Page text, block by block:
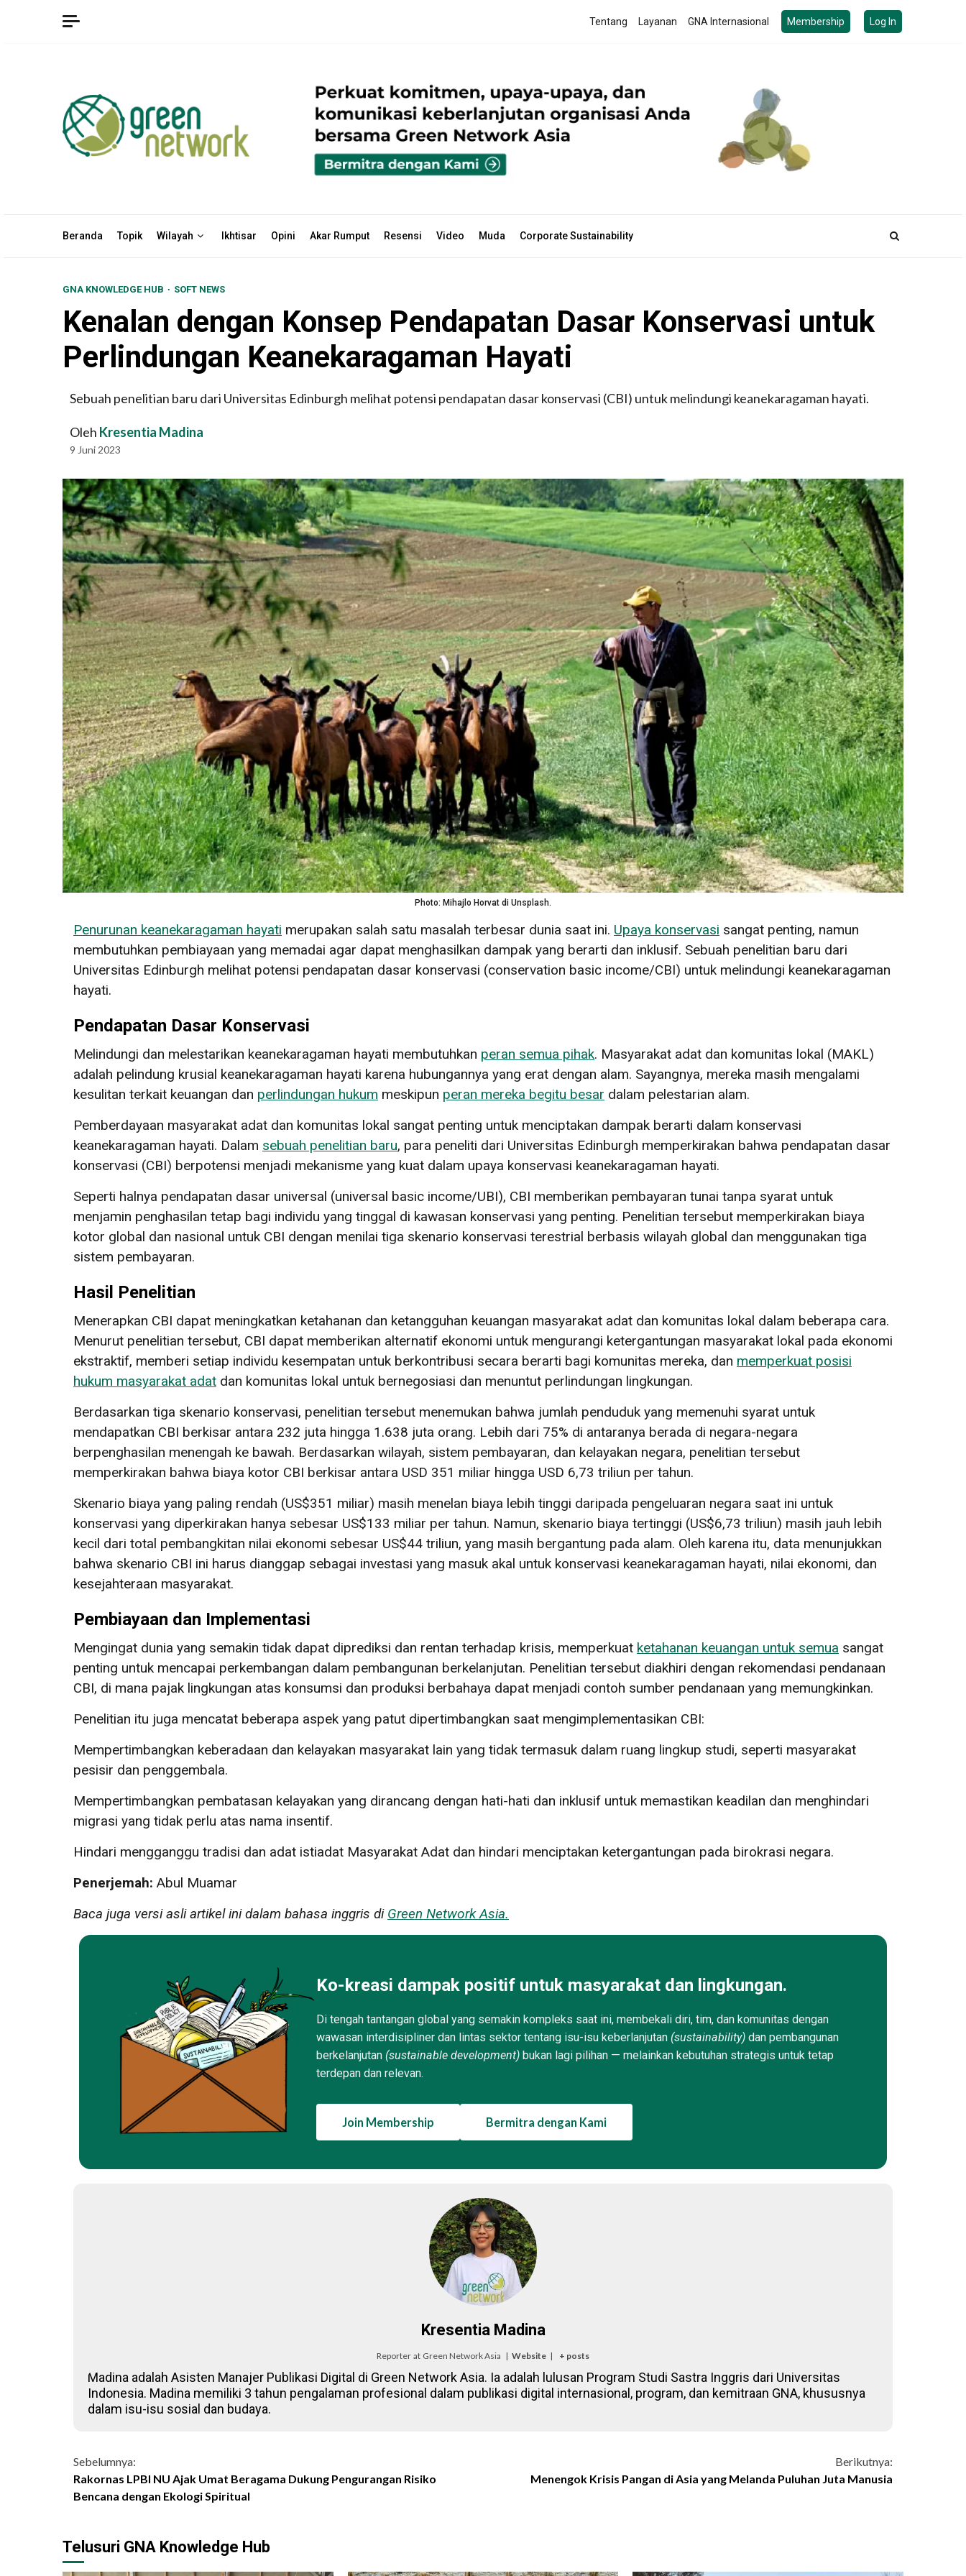
Tentang Layanan GNA Internasional Membership Log In
Beranda Topik Wilayah Ikhtisar Opini Akar Rumput Resensi Video Muda Corporate Sustainability
GNA KNOWLEDGE HUB SOFT NEWS
Kenalan dengan Konsep Pendapatan Dasar Konservasi untuk
Perlindungan Keanekaragaman Hayati
Sebuah penelitian baru dari Universitas Edinburgh melihat potensi pendapatan dasar konservasi (CBI) untuk melindungi keanekaragaman hayati.
Oleh Kresentia Madina
9 Juni 2023
Photo: Mihajlo Horvat di Unsplash.
Penurunan keanekaragaman hayati merupakan salah satu masalah terbesar dunia saat ini. Upaya konservasi sangat penting, namun
membutuhkan pembiayaan yang memadai agar dapat menghasilkan dampak yang berarti dan inklusif. Sebuah penelitian baru dari
Universitas Edinburgh melihat potensi pendapatan dasar konservasi (conservation basic income/CBI) untuk melindungi keanekaragaman
hayati.
Pendapatan Dasar Konservasi
Melindungi dan melestarikan keanekaragaman hayati membutuhkan peran semua pihak. Masyarakat adat dan komunitas lokal (MAKL)
adalah pelindung krusial keanekaragaman hayati karena hubungannya yang erat dengan alam. Sayangnya, mereka masih mengalami
kesulitan terkait keuangan dan perlindungan hukum meskipun peran mereka begitu besar dalam pelestarian alam.
Pemberdayaan masyarakat adat dan komunitas lokal sangat penting untuk menciptakan dampak berarti dalam konservasi
keanekaragaman hayati. Dalam sebuah penelitian baru, para peneliti dari Universitas Edinburgh memperkirakan bahwa pendapatan dasar
konservasi (CBI) berpotensi menjadi mekanisme yang kuat dalam upaya konservasi keanekaragaman hayati.
Seperti halnya pendapatan dasar universal (universal basic income/UBI), CBI memberikan pembayaran tunai tanpa syarat untuk
menjamin penghasilan tetap bagi individu yang tinggal di kawasan konservasi yang penting. Penelitian tersebut memperkirakan biaya
kotor global dan nasional untuk CBI dengan menilai tiga skenario konservasi terestrial berbasis wilayah global dan menggunakan tiga
sistem pembayaran.
Hasil Penelitian
Menerapkan CBI dapat meningkatkan ketahanan dan ketangguhan keuangan masyarakat adat dan komunitas lokal dalam beberapa cara.
Menurut penelitian tersebut, CBI dapat memberikan alternatif ekonomi untuk mengurangi ketergantungan masyarakat lokal pada ekonomi
ekstraktif, memberi setiap individu kesempatan untuk berkontribusi secara berarti bagi komunitas mereka, dan memperkuat posisi
hukum masyarakat adat dan komunitas lokal untuk bernegosiasi dan menuntut perlindungan lingkungan.
Berdasarkan tiga skenario konservasi, penelitian tersebut menemukan bahwa jumlah penduduk yang memenuhi syarat untuk
mendapatkan CBI berkisar antara 232 juta hingga 1.638 juta orang. Lebih dari 75% di antaranya berada di negara-negara
berpenghasilan menengah ke bawah. Berdasarkan wilayah, sistem pembayaran, dan kelayakan negara, penelitian tersebut
memperkirakan bahwa biaya kotor CBI berkisar antara USD 351 miliar hingga USD 6,73 triliun per tahun.
Skenario biaya yang paling rendah (US$351 miliar) masih menelan biaya lebih tinggi daripada pengeluaran negara saat ini untuk
konservasi yang diperkirakan hanya sebesar US$133 miliar per tahun. Namun, skenario biaya tertinggi (US$6,73 triliun) masih jauh lebih
kecil dari total pembangkitan nilai ekonomi sebesar US$44 triliun, yang masih bergantung pada alam. Oleh karena itu, data menunjukkan
bahwa skenario CBI ini harus dianggap sebagai investasi yang masuk akal untuk konservasi keanekaragaman hayati, nilai ekonomi, dan
kesejahteraan masyarakat.
Pembiayaan dan Implementasi
Mengingat dunia yang semakin tidak dapat diprediksi dan rentan terhadap krisis, memperkuat ketahanan keuangan untuk semua sangat
penting untuk mencapai perkembangan dalam pembangunan berkelanjutan. Penelitian tersebut diakhiri dengan rekomendasi pendanaan
CBI, di mana pajak lingkungan atas konsumsi dan produksi berbahaya dapat menjadi contoh sumber pendanaan yang memungkinkan.
Penelitian itu juga mencatat beberapa aspek yang patut dipertimbangkan saat mengimplementasikan CBI:
Mempertimbangkan keberadaan dan kelayakan masyarakat lain yang tidak termasuk dalam ruang lingkup studi, seperti masyarakat
pesisir dan penggembala.
Mempertimbangkan pembatasan kelayakan yang dirancang dengan hati-hati dan inklusif untuk memastikan keadilan dan menghindari
migrasi yang tidak perlu atas nama insentif.
Hindari mengganggu tradisi dan adat istiadat Masyarakat Adat dan hindari menciptakan ketergantungan pada birokrasi negara.
Penerjemah: Abul Muamar
Baca juga versi asli artikel ini dalam bahasa inggris di Green Network Asia.
Ko-kreasi dampak positif untuk masyarakat dan lingkungan.
Di tengah tantangan global yang semakin kompleks saat ini, membekali diri, tim, dan komunitas dengan
wawasan interdisipliner dan lintas sektor tentang isu-isu keberlanjutan (sustainability) dan pembangunan
berkelanjutan (sustainable development) bukan lagi pilihan — melainkan kebutuhan strategis untuk tetap
terdepan dan relevan.
Join Membership Bermitra dengan Kami
Kresentia Madina
Reporter at Green Network Asia | Website | + posts
Madina adalah Asisten Manajer Publikasi Digital di Green Network Asia. Ia adalah lulusan Program Studi Sastra Inggris dari Universitas
Indonesia. Madina memiliki 3 tahun pengalaman profesional dalam publikasi digital internasional, program, dan kemitraan GNA, khususnya
dalam isu-isu sosial dan budaya.
Continue
Reading
Sebelumnya:
Rakornas LPBI NU Ajak Umat Beragama Dukung Pengurangan Risiko
Bencana dengan Ekologi Spiritual
Berikutnya:
Menengok Krisis Pangan di Asia yang Melanda Puluhan Juta Manusia
Telusuri GNA Knowledge Hub